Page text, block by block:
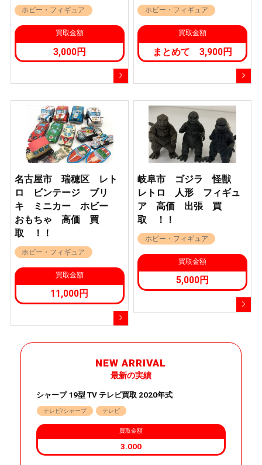
ホビー・フィギュア
買取金額
3,000円
ホビー・フィギュア
買取金額
まとめて 3,900円
名古屋市 瑞穂区 レト
ロ ビンテージ ブリ
キ ミニカー ホビー
おもちゃ 高価 買
取 ！！
ホビー・フィギュア
買取金額
11,000円
岐阜市 ゴジラ 怪獣
レトロ 人形 フィギュ
ア 高価 出張 買
取 ！！
ホビー・フィギュア
買取金額
5,000円
NEW ARRIVAL
最新の実績
シャープ 19型 TV テレビ買取 2020年式
テレビ/シャープ テレビ
買取金額
3.000